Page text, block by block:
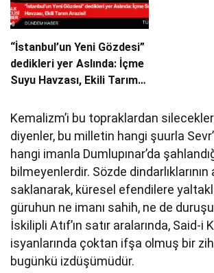
“İstanbul’un Yeni Gözdesi”
dedikleri yer Aslında: İçme
Suyu Havzası, Ekili Tarım
Kemalizm’i bu topraklardan
diyenler, bu milletin hangi şuurla Sevr’i
hangi imanla Dumlupınar’da
bilmeyenlerdir. Sözde dindarlıklarının
saklanarak, küresel efendilere
güruhun ne imanı sahih, ne de
İskilipli Atıf’ın satır aralarında, Said-i
isyanlarında çoktan ifşa olmuş bir
bugünkü izdüşümüdür.